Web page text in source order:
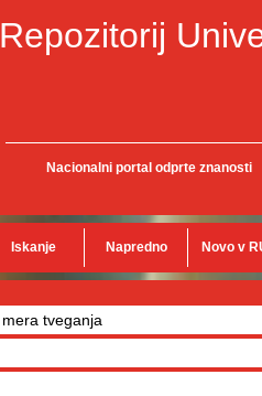
Repozitorij
Nacionalni portal odprte znanosti
Iskanje Napredno Novo v